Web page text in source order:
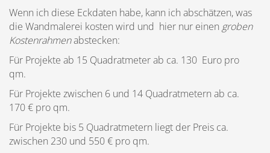
Wenn ich diese Eckdaten habe, kann ich abschätzen, was
die Wandmalerei kosten wird und hier nur einen groben
Kostenrahmenabstecken:
Für Projekte ab 15 Quadratmeter ab ca. 130 Euro pro
qm.
Für Projekte zwischen 6 und 14 Quadratmetern ab ca.
170 € pro qm.
Für Projekte bis 5 Quadratmetern liegt der Preis ca.
zwischen 230 und 550 € pro qm.